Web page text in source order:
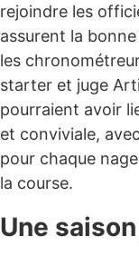
rejoindre les
assurent la
les
starter et juge
pourraient avoir
et conviviale,
pour chaque
la course.
Une